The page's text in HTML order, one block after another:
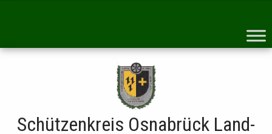
Schützenkreis Osnabrück Land-